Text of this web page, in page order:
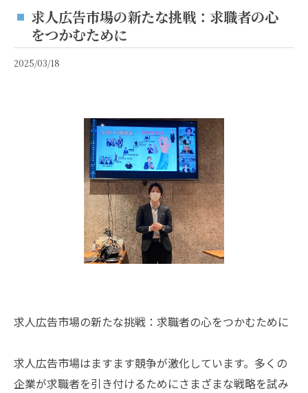
求人広告市場の新たな挑戦：求職者の心
をつかむために
2025/03/18
求人広告市場の新たな挑戦：求職者の心をつかむために
求人広告市場はますます競争が激化しています。多くの
企業が求職者を引き付けるためにさまざまな戦略を試み